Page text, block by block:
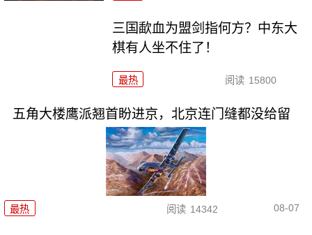
三国歃血为盟剑指何方？中东大
棋有人坐不住了！
最热 阅读 15800
五角大楼鹰派翘首盼进京，北京连门缝都没给留
最热 阅读 14342 08-07